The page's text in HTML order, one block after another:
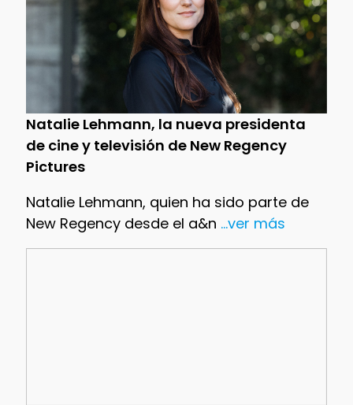
Natalie Lehmann, la nueva presidenta
de cine y televisión de New Regency
Pictures
Natalie Lehmann, quien ha sido parte de
New Regency desde el a&n ...ver más